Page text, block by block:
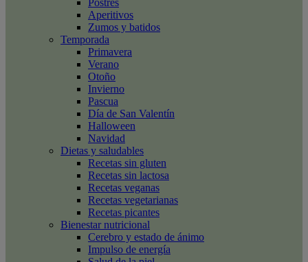
Postres
Aperitivos
Zumos y batidos
Temporada
Primavera
Verano
Otoño
Invierno
Pascua
Día de San Valentín
Halloween
Navidad
Dietas y saludables
Recetas sin gluten
Recetas sin lactosa
Recetas veganas
Recetas vegetarianas
Recetas picantes
Bienestar nutricional
Cerebro y estado de ánimo
Impulso de energía